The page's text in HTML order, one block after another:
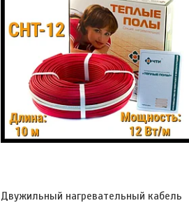
Двужильный нагревательный кабель